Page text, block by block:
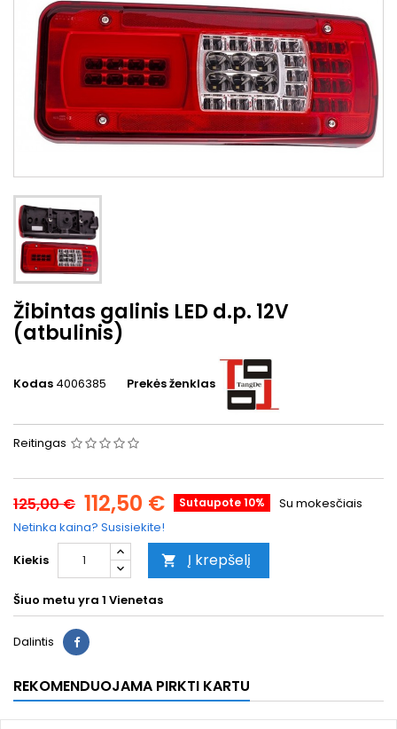
Žibintas galinis LED d.p. 12V
(atbulinis)
Kodas 4006385 Prekės ženklas
Reitingas
125,00 € 112,50 € Sutaupote 10%
Su mokesčiais
Netinka kaina? Susisiekite!
Kiekis
 Į krepšelį
Šiuo metu yra 1 Vienetas
Dalintis
REKOMENDUOJAMA PIRKTI KARTU